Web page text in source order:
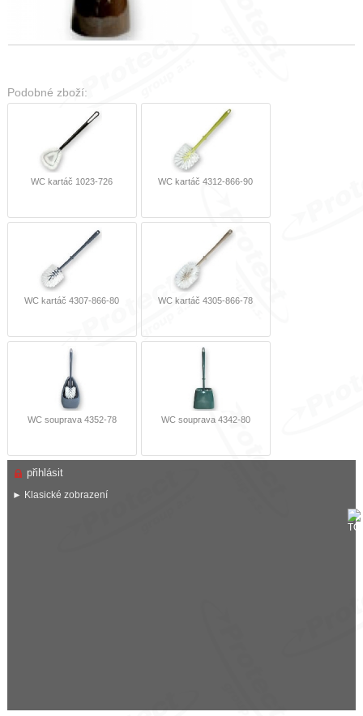
Podobné zboží:
WC kartáč 1023-726 WC kartáč 4312-866-90
WC kartáč 4307-866-80 WC kartáč 4305-866-78
WC souprava 4352-78 WC souprava 4342-80